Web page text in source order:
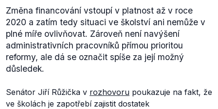
Změna financování vstoupí v platnost až v roce
2020 a zatím tedy situaci ve školství ani nemůže v
plné míře ovlivňovat. Zároveň není navýšení
administrativních pracovníků přímou prioritou
reformy, ale dá se označit spíše za její možný
důsledek.
Senátor Jiří Růžička v rozhovoru poukazuje na fakt, že
ve školách je zapotřebí zajistit dostatek